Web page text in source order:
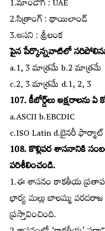
1.మాండౌగ్‌ : UAE
2.సిత్రాంగ్‌ : థాయిలాండ్‌
3.అసని : శ్రీలంక
పైన పేర్కొన్నవాటిలో
a.1, 3 మాత్రమే b.2 మాత్రమే
c.2, 3 మాత్రమే d.1, 2, 3
107. కీబోర్డ్‌లు
a.ASCII b.EBCDIC
c.ISO Latin d.బైనరీ
108. కొల్లిపర శాసనానికి
పరిశీలించండి.
1.ఈ శాసనం కాకతీయ
భార్య మల్లు బాలమ్మ
ప్రస్తావించింది.